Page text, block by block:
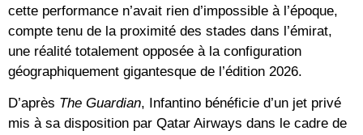
cette performance n’avait rien d’impossible à l’époque,
compte tenu de la proximité des stades dans l’émirat,
une réalité totalement opposée à la configuration
géographiquement gigantesque de l’édition 2026.
D’après The Guardian, Infantino bénéficie d’un jet privé
mis à sa disposition par Qatar Airways dans le cadre de